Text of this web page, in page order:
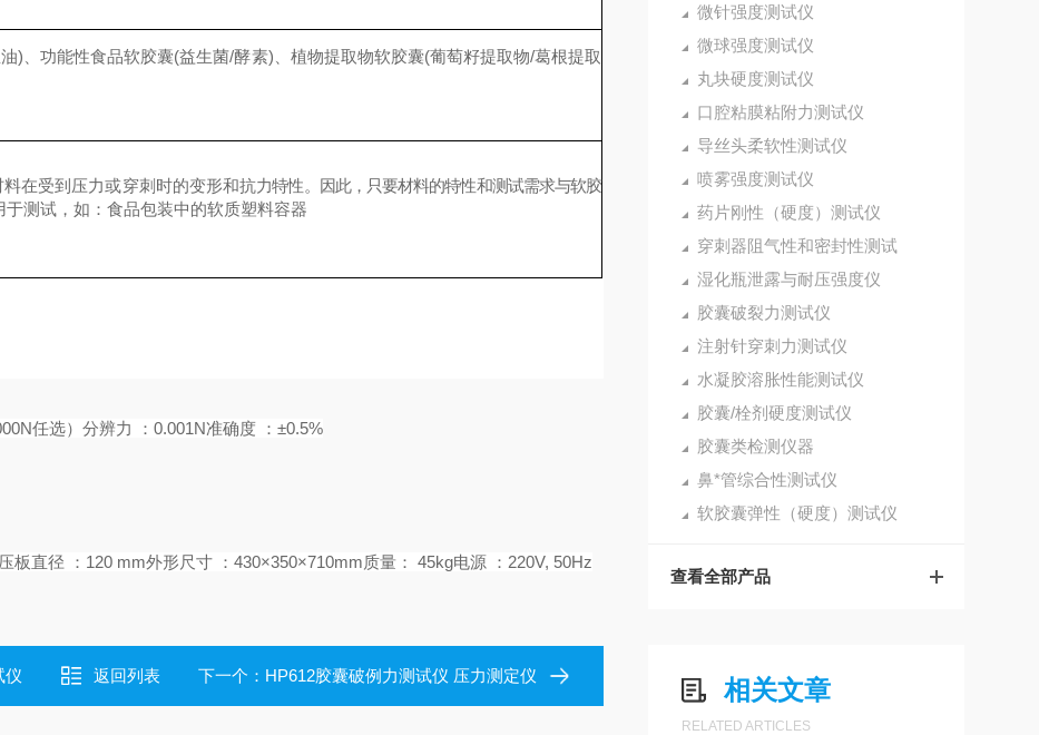
微针强度测试仪
微球强度测试仪
丸块硬度测试仪
口腔粘膜粘附力测试仪
导丝头柔软性测试仪
喷雾强度测试仪
药片刚性（硬度）测试仪
穿刺器阻气性和密封性测试
湿化瓶泄露与耐压强度仪
胶囊破裂力测试仪
注射针穿刺力测试仪
水凝胶溶胀性能测试仪
胶囊/栓剂硬度测试仪
胶囊类检测仪器
鼻*管综合性测试仪
软胶囊弹性（硬度）测试仪
查看全部产品
相关文章
RELATED ARTICLES
)、功能性食品软胶囊(益生菌/酵素)、植物提取物软胶囊(葡萄籽提取物/葛根提取
在受到压力或穿刺时的变形和抗力特性。因此，只要材料的特性和测试需求与软胶
于测试，如：食品包装中的软质塑料容器
任选）分辨力 ：0.001N准确度 ：±0.5%
板直径 ： 120 mm外形尺寸 ：430×350×710mm质量： 45kg电源 ： 220V, 50Hz
仪 返回列表 下一个： HP612胶囊破例力测试仪 压力测定仪